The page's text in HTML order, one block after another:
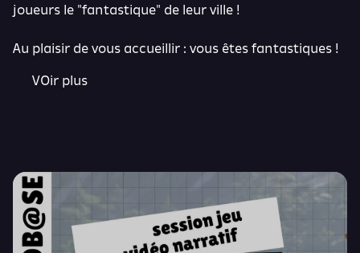
joueurs le "fantastique" de leur ville !
Au plaisir de vous accueillir : vous êtes fantastiques !
VOir plus